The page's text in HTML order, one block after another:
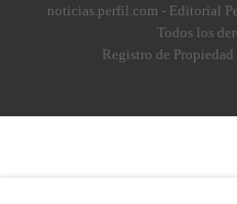
noticias.perfil.com - Editorial
Todos los
Registro de